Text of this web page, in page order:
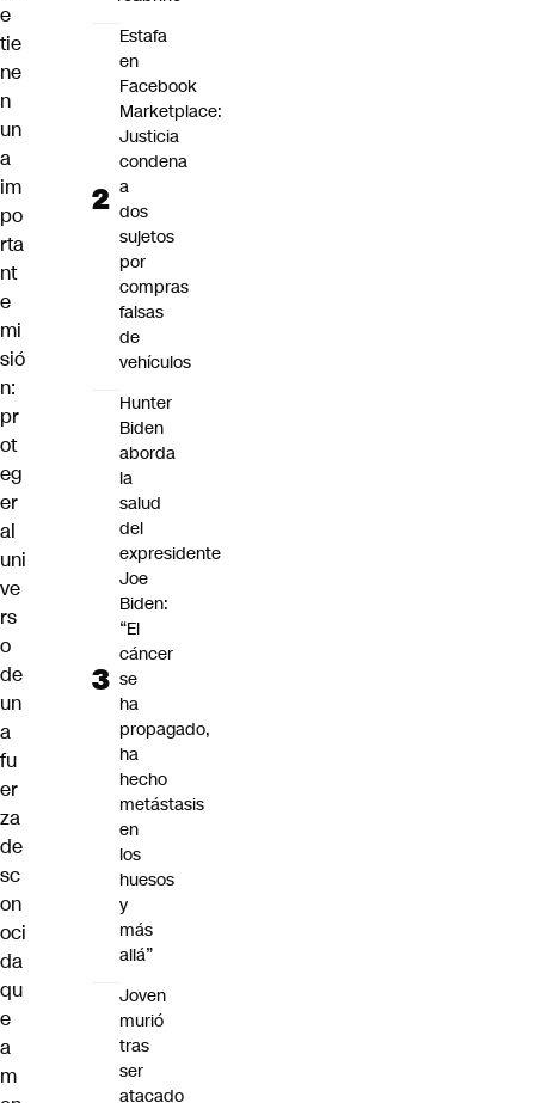
e
tie
ne
n
un
a
im
po
rta
nt
e
mi
sió
n:
pr
ot
eg
er
al
uni
ve
rs
o
de
un
a
fu
er
za
de
sc
on
oci
da
qu
e
a
m
Estafa
en
Facebook
Marketplace:
Justicia
condena
a
dos
sujetos
por
compras
falsas
de
vehículos
Hunter
Biden
aborda
la
salud
del
expresidente
Joe
Biden:
“El
cáncer
se
ha
propagado,
ha
hecho
metástasis
en
los
huesos
y
más
allá”
Joven
murió
tras
ser
atacado